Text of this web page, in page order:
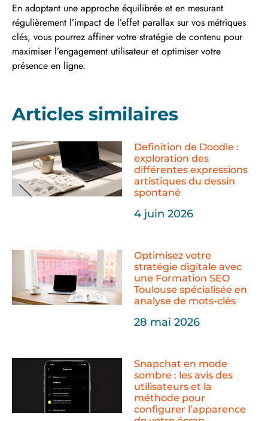
En adoptant une approche équilibrée et en mesurant
régulièrement l’impact de l’effet parallax sur vos métriques
clés, vous pourrez affiner votre stratégie de contenu pour
maximiser l’engagement utilisateur et optimiser votre
présence en ligne.
Articles similaires
Definition de Doodle :
exploration des
différentes expressions
artistiques du dessin
spontané
4 juin 2026
Optimisez votre
stratégie digitale avec
une Formation SEO
Toulouse spécialisée en
analyse de mots-clés
28 mai 2026
Snapchat en mode
sombre : les avis des
utilisateurs et la
méthode pour
configurer l’apparence